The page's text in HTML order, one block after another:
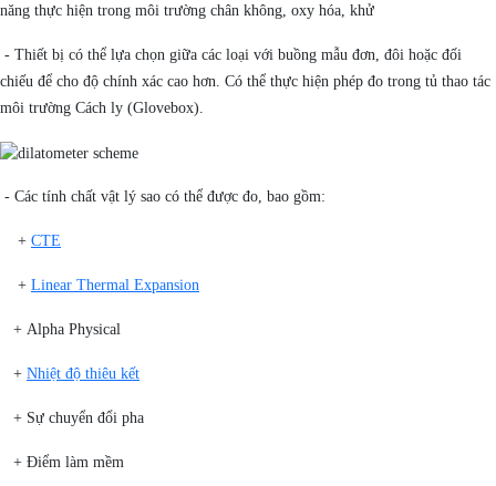
năng thực hiện trong môi trường chân không, oxy hóa, khử
- Thiết bị có thể lựa chọn giữa các loại với buồng mẫu đơn, đôi hoặc đối
chiếu để cho độ chính xác cao hơn. Có thể thực hiện phép đo trong tủ thao tác
môi trường Cách ly (Glovebox).
- Các tính chất vật lý sao có thể được đo, bao gồm:
+ CTE
+ Linear Thermal Expansion
+ Alpha Physical
+ Nhiệt độ thiêu kết
+ Sự chuyển đổi pha
+ Điểm làm mềm